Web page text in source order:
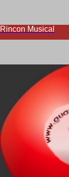
Rincon Musical